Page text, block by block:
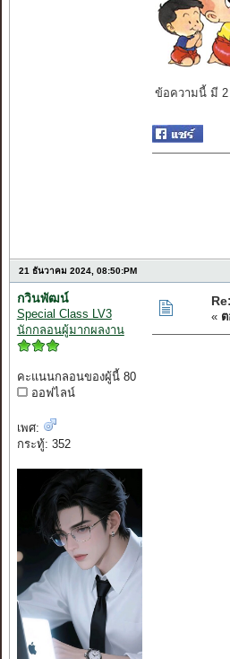
ข้อความนี้ มี
21 ธันวาคม 2024, 08:50:PM
กวินพัฒน์
Special Class LV3
นักกลอนผู้มากผลงาน
คะแนนกลอนของผู้นี้ 80
ออฟไลน์
เพศ:
กระทู้: 352
«